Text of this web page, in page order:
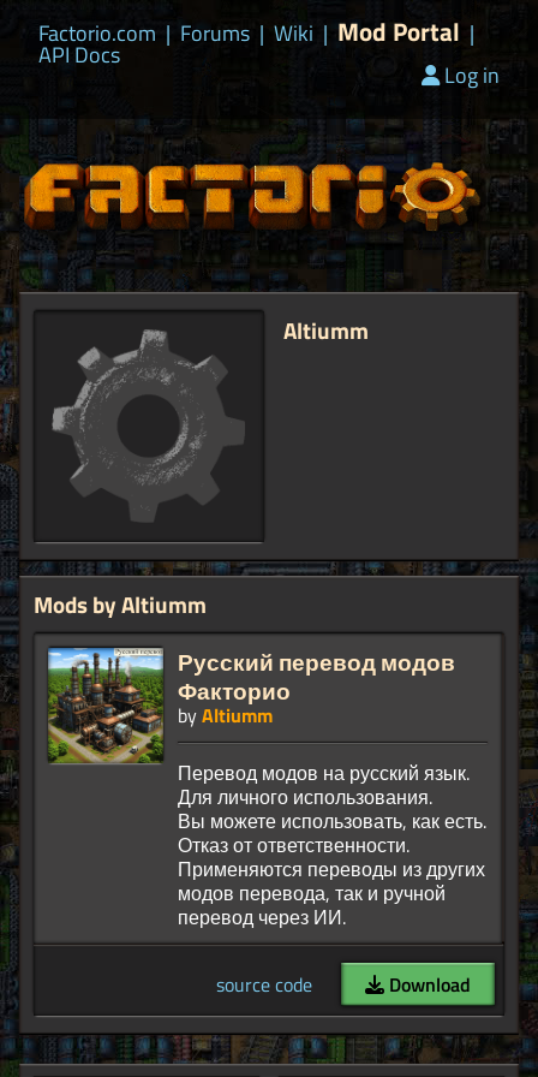
Factorio.com | Forums | Wiki | Mod Portal |
API Docs
Log in
Altiumm
Mods by Altiumm
Русский перевод модов
Факторио
byAltiumm
Перевод модов на русский язык.
Для личного использования.
Вы можете использовать, как есть.
Отказ от ответственности.
Применяются переводы из других
модов перевода, так и ручной
source code Download